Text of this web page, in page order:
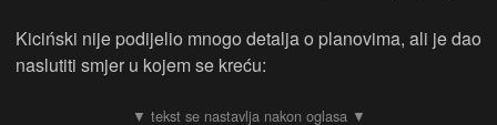
Kiciński nije podijelio mnogo detalja o planovima, ali je dao
naslutiti smjer u kojem se kreću: